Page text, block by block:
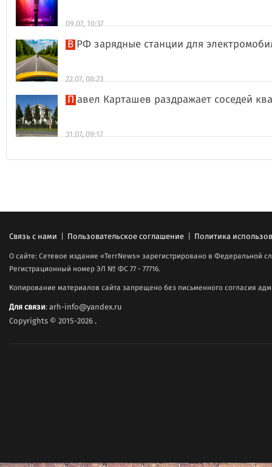
09.07, 10:37
В РФ зарядные станции для
22.07, 08:23
Павел Карташев раздражает соседей
31.07, 09:17
Связь с нами | Пользовательское соглашение | Политика
О сайте: Сетевое издание «TerrNews» зарегистрировано в Федеральной
Регистрационный номер ЭЛ № ФС 77 - 77716.
Копирование материалов сайта запрещено без письменного согласия
Для связи: arh-info@yandex.ru
Copyrights © 2015-2026.